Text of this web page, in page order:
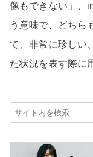
像もできない」、
う意味で、どちら
て、非常に珍しい
た状況を表す際に